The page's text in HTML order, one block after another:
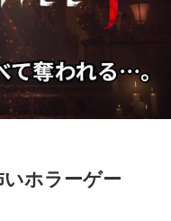
ホラーゲー